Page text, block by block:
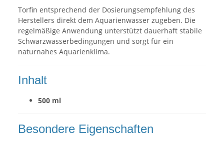
Torfin entsprechend der Dosierungsempfehlung des
Herstellers direkt dem Aquarienwasser zugeben. Die
regelmäßige Anwendung unterstützt dauerhaft stabile
Schwarzwasserbedingungen und sorgt für ein
naturnahes Aquarienklima.
Inhalt
500 ml
Besondere Eigenschaften